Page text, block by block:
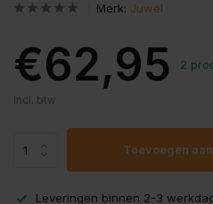
Merk: Juwel
€62,95 2
Incl. btw
Toevoegen
Leveringen binnen 2-3